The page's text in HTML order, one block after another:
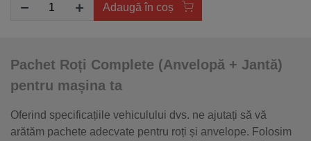
Adaugă în coș
Pachet Roți Complete (Anvelopă + Jantă)
pentru mașina ta
Oferind specificațiile vehiculului dvs. ne ajutați să vă
arătăm pachete adecvate pentru roți și anvelope. Folosim